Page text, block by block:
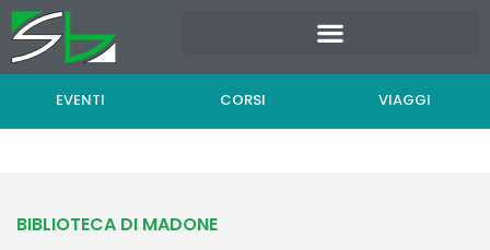
Vai
al
contenuto
EVENTI CORSI VIAGGI
BIBLIOTECA DI MADONE